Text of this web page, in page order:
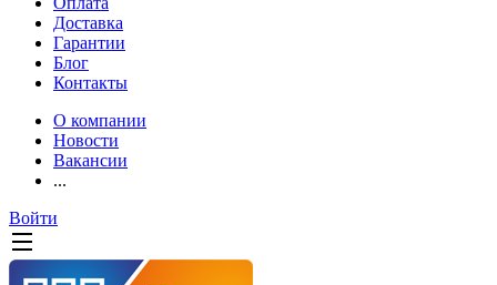
Доставка
Гарантии
Блог
Контакты
О компании
Новости
Вакансии
...
Войти